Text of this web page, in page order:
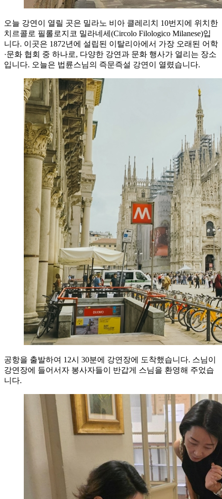
오늘 강연이 열릴 곳은 밀라노 비아 클레리치 10번지에 위치한
치르콜로 필롤로지코 밀라네세(Circolo Filologico Milanese)입
니다. 이곳은 1872년에 설립된 이탈리아에서 가장 오래된 어학
·문화 협회 중 하나로, 다양한 강연과 문화 행사가 열리는 장소
입니다. 오늘은 법륜스님의 즉문즉설 강연이 열렸습니다.
공항을 출발하여 12시 30분에 강연장에 도착했습니다. 스님이
강연장에 들어서자 봉사자들이 반갑게 스님을 환영해 주었습
니다.